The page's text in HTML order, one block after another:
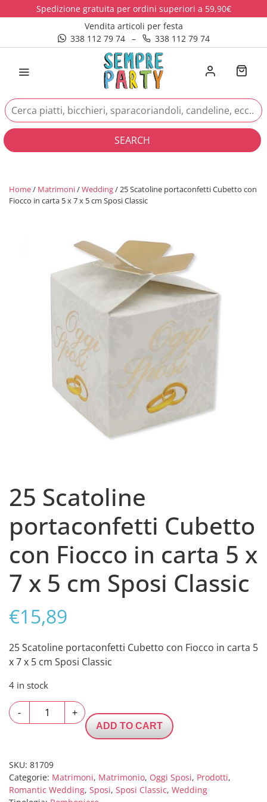
Spedizione gratuita per ordini superiori a 59,90€
Vendita articoli per festa
338 112 79 74
– 338 112 79 74
SEARCH
Home/ Matrimoni/Wedding/ 25 Scatoline portaconfetti Cubetto con
Fiocco in carta 5 x 7 x 5 cm Sposi Classic
25 Scatoline
portaconfetti Cubetto
con Fiocco in carta 5 x
7 x 5 cm Sposi Classic
€15,89
25 Scatoline portaconfetti Cubetto con Fiocco in carta 5
x 7 x 5 cm Sposi Classic
4 in stock
-
Scatoline
portaconfetti
con
Fiocco
in
+
ADD TO CART
SKU: 81709
Categorie: Matrimoni, Matrimonio, Oggi Sposi, Prodotti,
Romantic Wedding, Sposi, Sposi Classic, Wedding